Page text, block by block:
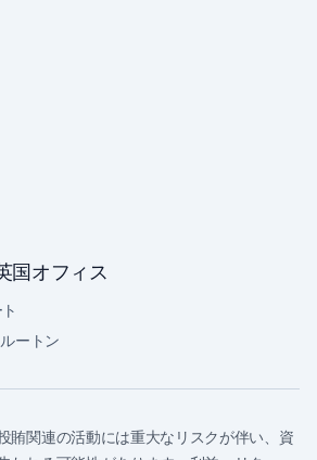
国オフィス
ートン
賄関連の活動には重大なリスクが伴い、資